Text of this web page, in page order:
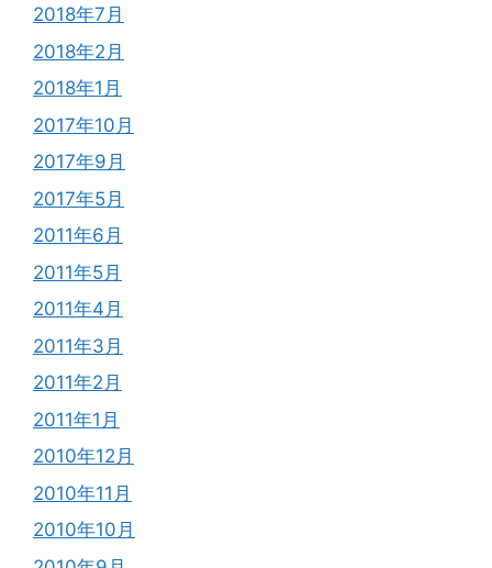
2018年7月
2018年2月
2018年1月
2017年10月
2017年9月
2017年5月
2011年6月
2011年5月
2011年4月
2011年3月
2011年2月
2011年1月
2010年12月
2010年11月
2010年10月